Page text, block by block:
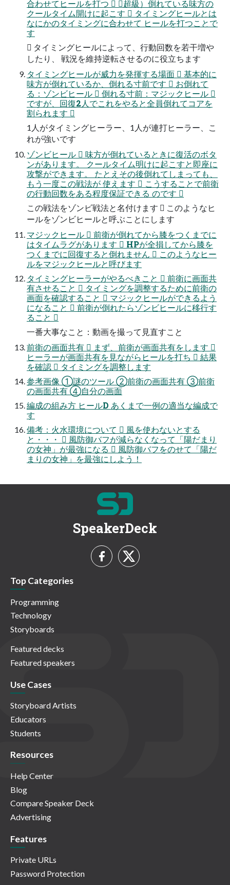
合わせてヒールを打つ  （超級）倒れている味方の
クールタイム開けに起こす  タイミングヒールとは
なにかのタイミングに合わせて ヒールを打つことで
す
 タイミングヒールによって、行動回数を若干増や
したり、 戦況を維持逆転させるのに役立ちます
タイミングヒールが威力を発揮する場面  基本的に
味方が倒れているか、倒れる寸前です  お倒れて
る：ゾンビヒール  倒れる寸前：マジックヒール 
ですが、回復2人でこれをやると全員倒れてコアを
割られます 
1人がタイミングヒーラー、1人が連打ヒーラー、こ
れが強いです
ゾンビヒール  味方が倒れているときに復活のボタ
ンがあります。 クールタイム明けに起こすと即座に
攻撃ができます。 たとえその後倒れてしまっても、
もう一度この戦法が 使えます  こうすることで前衛
の行動回数をある程度保証できる のです 
この戦法をゾンビ戦法と名付けます  このようなヒ
ールをゾンビヒールと呼ぶことにします
マジックヒール  前衛が倒れてから膝をつくまでに
はタイムラグがあります  HPが全損してから膝を
つくまでに回復すると倒れません  このようなヒー
ルをマジックヒールと呼びます
タイミングヒーラーがやるべきこと  前衛に画面共
有させること  タイミングを調整するために前衛の
画面を確認すること  マジックヒールができるよう
になること  前衛が倒れたらゾンビヒールに移行す
ること 
一番大事なこと：動画を撮って見直すこと
前衛の画面共有  まず、前衛が画面共有をします 
ヒーラーが画面共有を見ながらヒールを打ち  結果
を確認  タイミングを調整します
参考画像 ①謎のツール ②前衛の画面共有 ③前衛
の画面共有 ④自分の画面
編成の組み方 ヒールD あくまで一例の適当な編成で
す
備考：火水環境について  風を使わないとする
と・・・  風防御バフが減らなくなって「陽だまり
の女神」が最強になる  風防御バフをのせて「陽だ
まりの女神」を最強にしよう！
SpeakerDeck
Top Categories
Programming
Technology
Storyboards
Featured decks
Featured speakers
Use Cases
Storyboard Artists
Educators
Students
Resources
Help Center
Blog
Compare Speaker Deck
Advertising
Features
Private URLs
Password Protection